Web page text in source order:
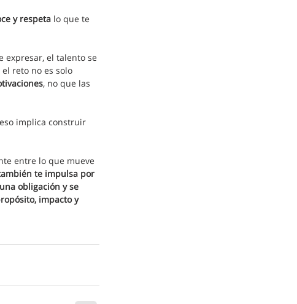
y respeta lo que te
expresar, el talento se
reto no es solo
, no que las
implica construir
entre lo que mueve
te impulsa por
obligación y se
impacto y